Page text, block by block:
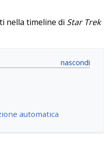
nella timeline di Star Trek
automatica